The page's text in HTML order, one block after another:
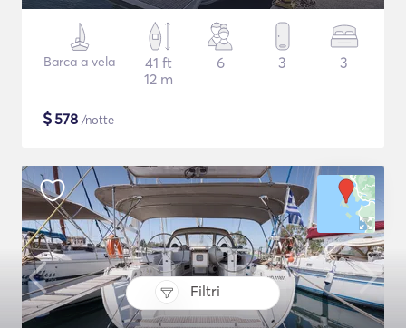
Filtri
Barca a vela
41 ft
12 m
6 3 3
$578 /notte